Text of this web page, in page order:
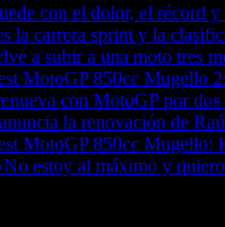
con el dolor, el récord y
la carrera sprint y la
a subir a una moto tres
MotoGP 850cc Mugello
con MotoGP por dos
la renovación de
MotoGP 850cc Mugello:
estoy al máximo y